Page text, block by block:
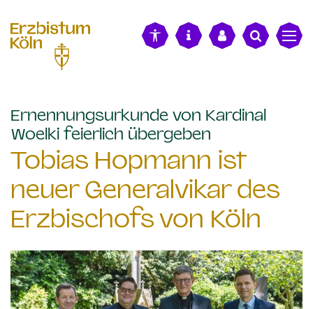
Ernennungsurkunde von Kardinal
Woelki feierlich übergeben
Tobias Hopmann ist
neuer Generalvikar des
Erzbischofs von Köln